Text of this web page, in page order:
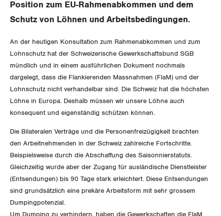
Finanzen und Steuerpolitik
Geld und Währung
Aussenwirtschaft
SOZIALPOLITIK
AHV
Berufliche Vorsorge
Ergänzungsleistungen
Invalidenversicherung
CORONA-VIRUS
SERVICE PUBLIC
Verkehr
Gleichstellung von Frauen und Männern
Gleichstellung von LGBTI
MIGRATION
GEWERKSCHAFTSPOLITIK
Position zum EU-Rahmenabkommen und dem
Schutz von Löhnen und Arbeitsbedingungen.
An der heutigen Konsultation zum Rahmenabkommen und zum
Lohnschutz hat der Schweizerische Gewerkschaftsbund SGB
mündlich und in einem ausführlichen Dokument nochmals
dargelegt, dass die Flankierenden Massnahmen (FlaM) und der
Lohnschutz nicht verhandelbar sind. Die Schweiz hat die höchsten
Löhne in Europa. Deshalb müssen wir unsere Löhne auch
konsequent und eigenständig schützen können.
Die Bilateralen Verträge und die Personenfreizügigkeit brachten
den Arbeitnehmenden in der Schweiz zahlreiche Fortschritte.
Beispielsweise durch die Abschaffung des Saisonnierstatuts.
Gleichzeitig wurde aber der Zugang für ausländische Dienstleister
(Entsendungen) bis 90 Tage stark erleichtert. Diese Entsendungen
sind grundsätzlich eine prekäre Arbeitsform mit sehr grossem
Dumpingpotenzial.
Um Dumping zu verhindern, haben die Gewerkschaften die FlaM